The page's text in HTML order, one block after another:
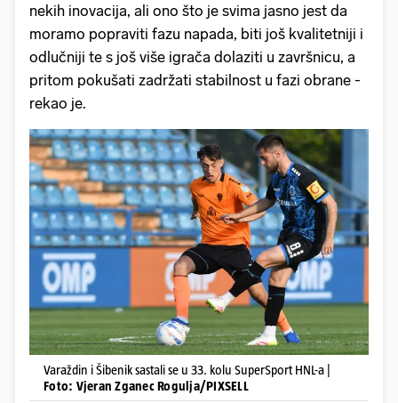
nekih inovacija, ali ono što je svima jasno jest da
moramo popraviti fazu napada, biti još kvalitetniji i
odlučniji te s još više igrača dolaziti u završnicu, a
pritom pokušati zadržati stabilnost u fazi obrane -
rekao je.
Varaždin i Šibenik sastali se u 33. kolu SuperSport HNL-a |
Foto: Vjeran Zganec Rogulja/PIXSELL